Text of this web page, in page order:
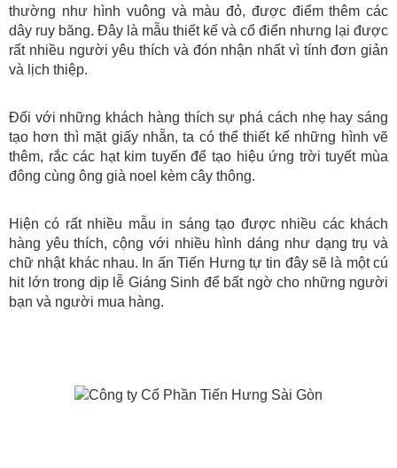
thường như hình vuông và màu đỏ, được điểm thêm các
dây ruy băng. Đây là mẫu thiết kế và cổ điển nhưng lại được
rất nhiều người yêu thích và đón nhận nhất vì tính đơn giản
và lịch thiệp.
Đối với những khách hàng thích sự phá cách nhẹ hay sáng
tạo hơn thì mặt giấy nhẵn, ta có thể thiết kế những hình vẽ
thêm, rắc các hạt kim tuyến để tạo hiệu ứng trời tuyết mùa
đông cùng ông già noel kèm cây thông.
Hiện có rất nhiều mẫu in sáng tạo được nhiều các khách
hàng yêu thích, cộng với nhiều hình dáng như dạng trụ và
chữ nhật khác nhau. In ấn Tiến Hưng tự tin đây sẽ là một cú
hit lớn trong dịp lễ Giáng Sinh để bất ngờ cho những người
bạn và người mua hàng.